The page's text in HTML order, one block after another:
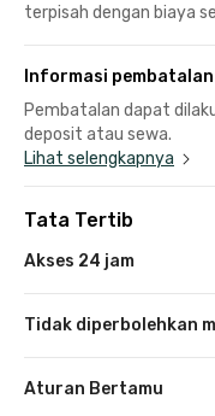
terpisah dengan biaya
Informasi pembatalan
Pembatalan dapat
deposit atau sewa.
Lihat selengkapnya
Tata Tertib
Akses 24 jam
Tidak diperbolehkan
Aturan Bertamu